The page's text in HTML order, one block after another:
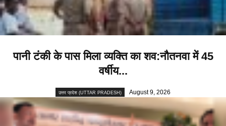
पानी टंकी के पास मिला व्यक्ति का शव:नौतनवा में 45
वर्षीय...
उत्तर प्रदेश (UTTAR PRADESH) August 9, 2026